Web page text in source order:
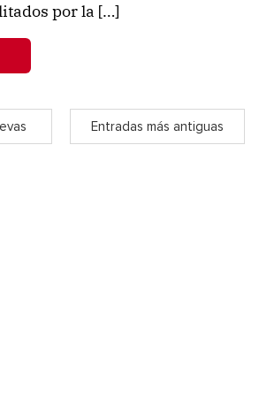
por la […]
Entradas más antiguas